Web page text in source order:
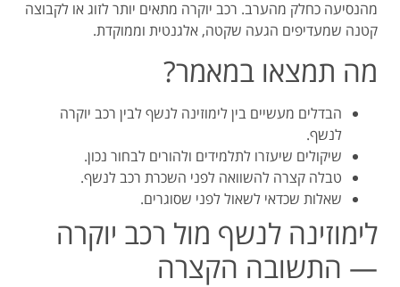
מהנסיעה כחלק מהערב. רכב יוקרה מתאים יותר לזוג או לקבוצה
קטנה שמעדיפים הגעה שקטה, אלגנטית וממוקדת.
מה תמצאו במאמר?
הבדלים מעשיים בין לימוזינה לנשף לבין רכב יוקרה
לנשף.
שיקולים שיעזרו לתלמידים ולהורים לבחור נכון.
טבלה קצרה להשוואה לפני השכרת רכב לנשף.
שאלות שכדאי לשאול לפני שסוגרים.
לימוזינה לנשף מול רכב יוקרה
— התשובה הקצרה